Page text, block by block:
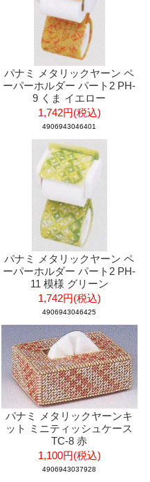
パナミ メタリックヤーン ペ
ーパーホルダー パート2 PH-
9 くま イエロー
1,742円(税込)
4906943046401
パナミ メタリックヤーン ペ
ーパーホルダー パート2 PH-
11 模様 グリーン
1,742円(税込)
4906943046425
パナミ メタリックヤーンキ
ット ミニティッシュケース
TC-8 赤
1,100円(税込)
4906943037928